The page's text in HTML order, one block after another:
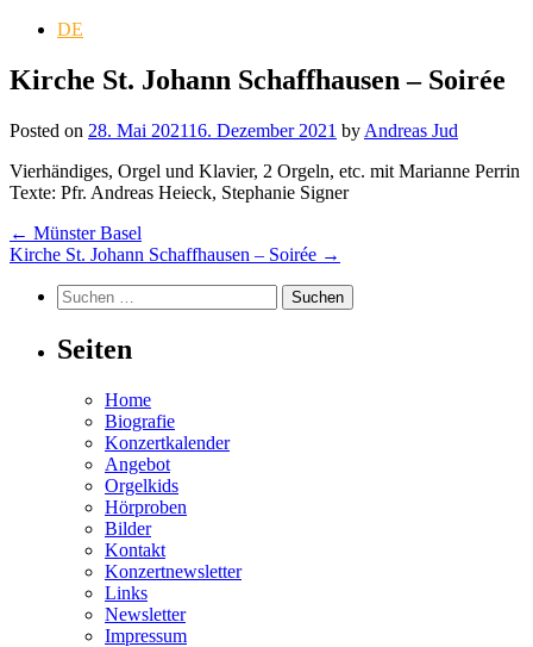
DE
Kirche St. Johann Schaffhausen – Soirée
Posted on 28. Mai 202116. Dezember 2021 by Andreas Jud
Vierhändiges, Orgel und Klavier, 2 Orgeln, etc. mit Marianne Perrin
Texte: Pfr. Andreas Heieck, Stephanie Signer
Post
navigation
← Münster Basel
Kirche St. Johann Schaffhausen – Soirée →
Suchen
nach:
Seiten
Home
Biografie
Konzertkalender
Angebot
Orgelkids
Hörproben
Bilder
Kontakt
Konzertnewsletter
Links
Newsletter
Impressum